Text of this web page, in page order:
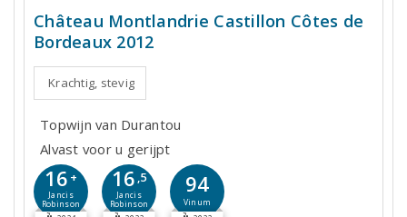
Château Montlandrie Castillon Côtes de
Bordeaux 2012
Krachtig, stevig
Topwijn van Durantou
Alvast voor u gerijpt
16 +
Jancis
Robinson
16 ,5
Jancis
Robinson
94
Vinum